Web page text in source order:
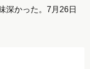
深かった。7月26日